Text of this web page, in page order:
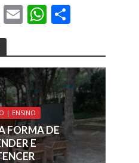
E
ai
l
W
at
s
A
p
p
S
ar
e
| ENSINO
FORMA DE
E